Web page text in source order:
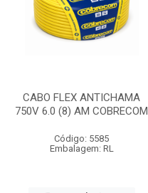
CABO FLEX ANTICHAMA
750V 6.0 (8) AM COBRECOM
Código: 5585
Embalagem: RL